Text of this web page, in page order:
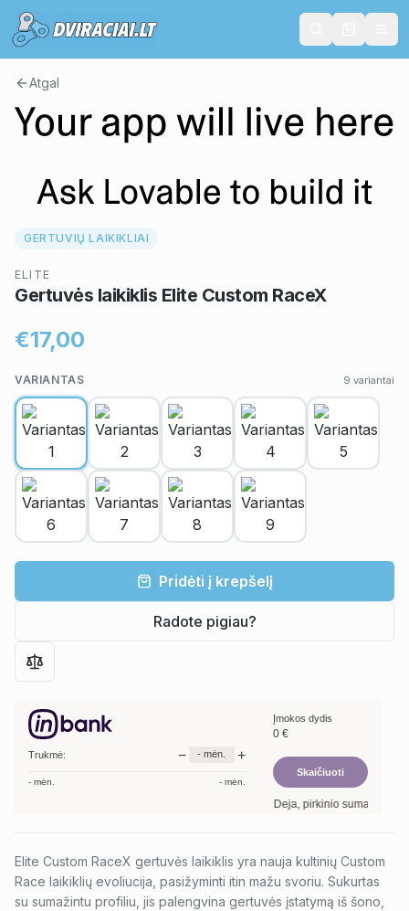
Atgal
GERTUVIŲ LAIKIKLIAI
ELITE
Gertuvės laikiklis Elite Custom RaceX
€17,00
VARIANTAS 9 variantai
Pridėti į krepšelį
Radote pigiau?
Trukmė: − - mėn. +
- mėn. -mėn.
Įmokos dydis
0 €
Skaičiuoti
Deja, pirkinio suma per
Elite Custom RaceX gertuvės laikiklis yra nauja kultinių Custom
Race laikiklių evoliucija, pasižyminti itin mažu svoriu. Sukurtas
su sumažintu profiliu, jis palengvina gertuvės įstatymą iš šono,